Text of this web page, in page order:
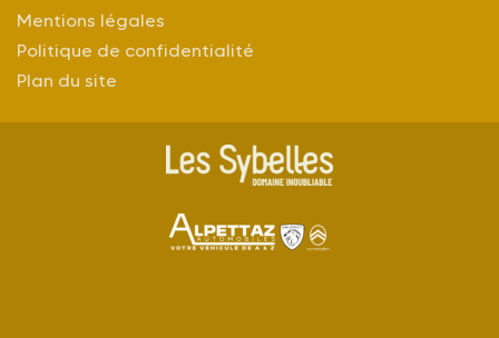
Mentions légales
Politique de confidentialité
Plan du site